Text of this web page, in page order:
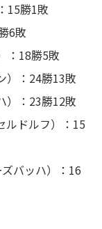
15勝1敗
6敗
：18勝5敗
）：24勝13敗
）：23勝12敗
ルドルフ）：15
バッハ）：16